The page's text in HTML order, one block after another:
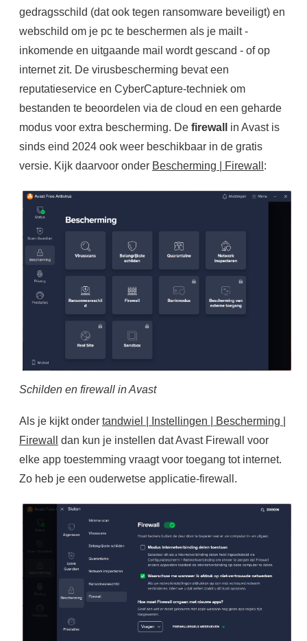
gedragsschild (dat ook tegen ransomware beveiligt) en
webschild om je pc te beschermen als je mailt -
inkomende en uitgaande mail wordt gescand - of op
internet zit. De virusbescherming bevat een
reputatieservice en CyberCapture-techniek om
bestanden te beoordelen via de cloud en een geharde
modus voor extra bescherming. De firewallin Avast is
sinds eind 2024 ook weer beschikbaar in de gratis
versie. Kijk daarvoor onder Bescherming | Firewall:
Schilden en firewall in Avast
Als je kijkt onder tandwiel | Instellingen | Bescherming |
Firewall dan kun je instellen dat Avast Firewall voor
elke app toestemming vraagt voor toegang tot internet.
Zo heb je een ouderwetse applicatie-firewall.